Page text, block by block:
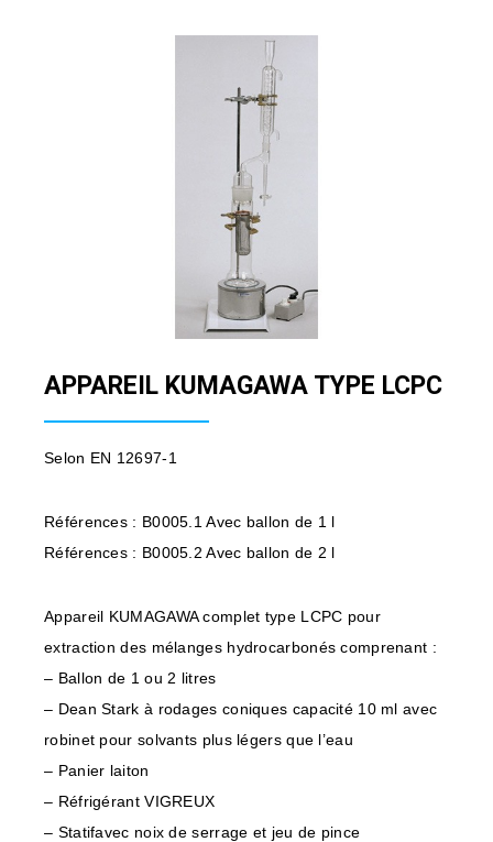
APPAREIL KUMAGAWA TYPE LCPC
Selon EN 12697-1
Références : B0005.1 Avec ballon de 1 l
Références : B0005.2 Avec ballon de 2 l
Appareil KUMAGAWA complet type LCPC pour
extraction des mélanges hydrocarbonés comprenant :
– Ballon de 1 ou 2 litres
– Dean Stark à rodages coniques capacité 10 ml avec
robinet pour solvants plus légers que l’eau
– Panier laiton
– Réfrigérant VIGREUX
– Statifavec noix de serrage et jeu de pince